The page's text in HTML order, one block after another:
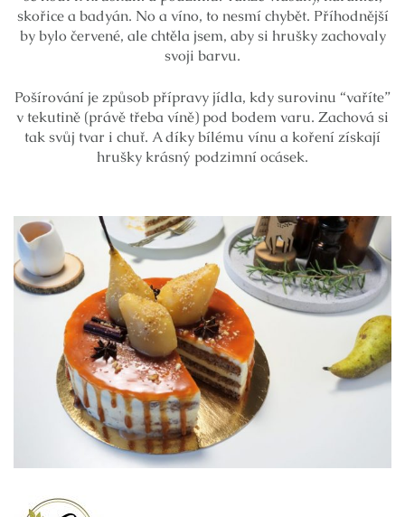
skořice a badyán. No a víno, to nesmí chybět. Příhodnější
by bylo červené, ale chtěla jsem, aby si hrušky zachovaly
svoji barvu.
Pošírování je způsob přípravy jídla, kdy surovinu “vaříte”
v tekutině (právě třeba víně) pod bodem varu. Zachová si
tak svůj tvar i chuť. A díky bílému vínu a koření získají
hrušky krásný podzimní ocásek.